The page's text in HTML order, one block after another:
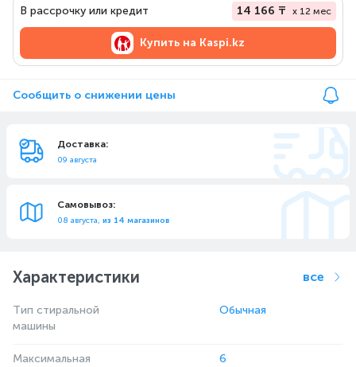
В рассрочку или кредит 14 166 ₸ x 12 мес
Купить на Kaspi.kz
Сообщить о снижении цены
Доставка:
09 августа
Самовывоз:
08 августа, из 14 магазинов
Характеристики все
Тип стиральной
машины
Обычная
Максимальная
6